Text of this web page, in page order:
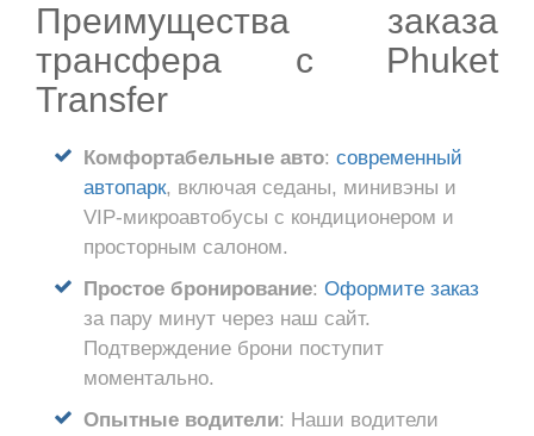
Преимущества заказа
трансфера с Phuket
Transfer
Комфортабельные авто: современный
автопарк, включая седаны, минивэны и
VIP-микроавтобусы с кондиционером и
просторным салоном.
Простое бронирование: Оформите заказ
за пару минут через наш сайт.
Подтверждение брони поступит
моментально.
Опытные водители: Наши водители